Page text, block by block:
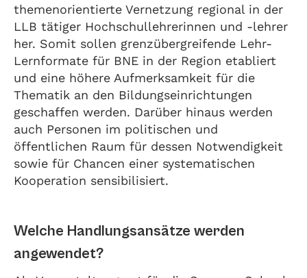
themenorientierte Vernetzung regional in der
LLB tätiger Hochschullehrerinnen und -lehrer
her. Somit sollen grenzübergreifende Lehr-
Lernformate für BNE in der Region etabliert
und eine höhere Aufmerksamkeit für die
Thematik an den Bildungseinrichtungen
geschaffen werden. Darüber hinaus werden
auch Personen im politischen und
öffentlichen Raum für dessen Notwendigkeit
sowie für Chancen einer systematischen
Kooperation sensibilisiert.
Welche Handlungsansätze werden
angewendet?